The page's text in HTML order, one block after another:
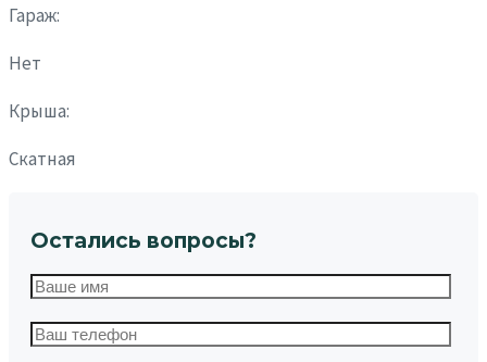
Гараж:
Нет
Крыша:
Скатная
Остались вопросы?